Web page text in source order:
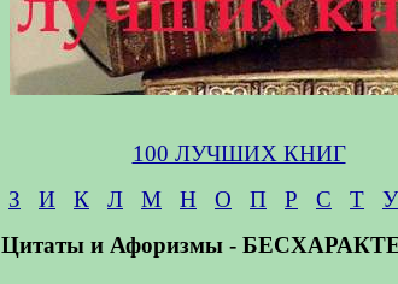
100 ЛУЧШИХ КНИГ
З И К Л М Н О П Р С Т У
Цитаты и Афоризмы -